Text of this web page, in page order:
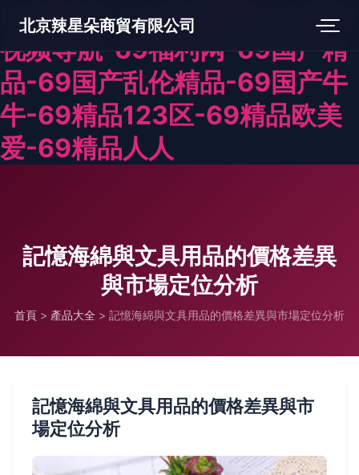
69福利区-69福利视频-69福利
视频导航-69福利网-69国产精
品-69国产乱伦精品-69国产牛
牛-69精品123区-69精品欧美
爱-69精品人人
北京辣星朵商貿有限公司
記憶海綿與文具用品的價格差異
與市場定位分析
首頁 > 產品大全 > 記憶海綿與文具用品的價格差異與市場定位分析
記憶海綿與文具用品的價格差異與市
場定位分析